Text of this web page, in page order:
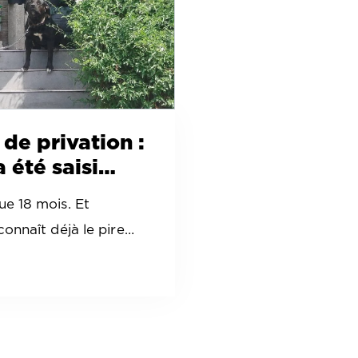
de privation :
été saisi…
18 mois. Et
déjà le pire…